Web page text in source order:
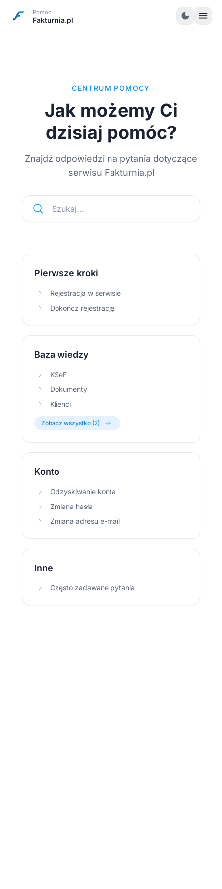
Pomoc
Fakturnia.pl dark_mode menu
CENTRUM POMOCY
Jak możemy Ci
dzisiaj pomóc?
Znajdź odpowiedzi na pytania dotyczące
serwisu Fakturnia.pl
Szukaj...
Pierwsze kroki
Rejestracja w serwisie
Dokończ rejestrację
Baza wiedzy
KSeF
Dokumenty
Klienci
Zobacz wszystko (2)
Konto
Odzyskiwanie konta
Zmiana hasła
Zmiana adresu e-mail
Inne
Często zadawane pytania